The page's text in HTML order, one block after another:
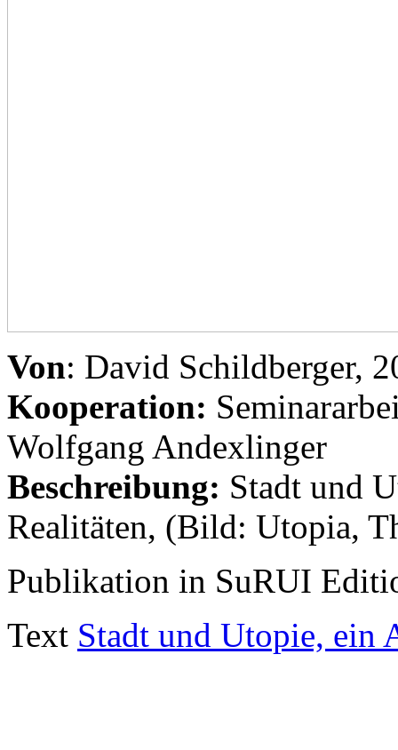
Von: David Schildberger,
Kooperation:
Wolfgang Andexlinger
Beschreibung: Stadt und
Realitäten, (Bild: Utopia,
Publikation in SuRUI
Text Stadt und Utopie, ein